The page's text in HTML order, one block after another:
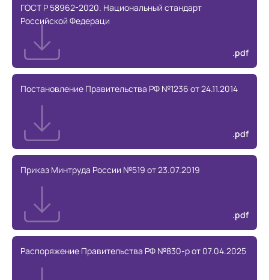
ГОСТ Р 58962-2020. Национальный стандарт
Российской Федераци
.pdf
Постановление Правительства РФ №1236 от 24.11.2014
.pdf
Приказ Минтруда России №519 от 23.07.2019
.pdf
Распоряжение Правительства РФ №830-р от 07.04.2025